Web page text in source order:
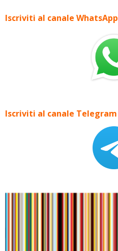
Iscriviti al canale WhatsApp
Iscriviti al canale Telegram